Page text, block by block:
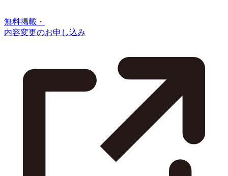
無料掲載・
内容変更のお申し込み